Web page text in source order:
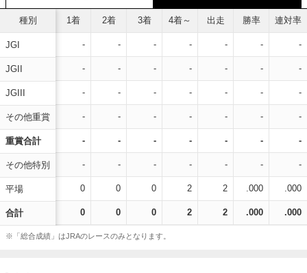
種別
JGI
JGII
JGIII
その他重賞
重賞合計
その他特別
平場
合計
1着 2着 3着 4着～ 出走 勝率 連対率
- - - - - - -
- - - - - - -
- - - - - - -
- - - - - - -
- - - - - - -
- - - - - - -
0 0 0 2 2 .000 .000
0 0 0 2 2 .000 .000
※「総合成績」はJRAのレースのみとなります。